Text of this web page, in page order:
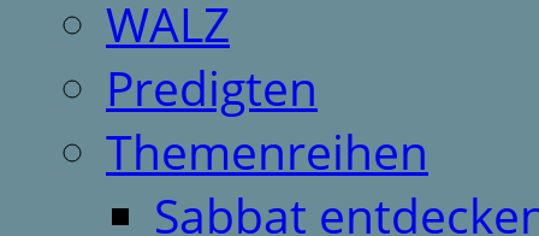
WALZ
Predigten
Themenreihen
Sabbat